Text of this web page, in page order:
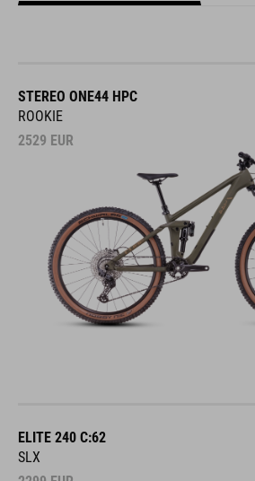
STEREO ONE44 HPC
ROOKIE
2529 EUR
ELITE 240 C:62
SLX